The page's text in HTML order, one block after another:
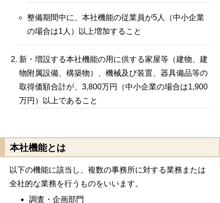
整備期間中に、本社機能の従業員が5人（中小企業
の場合は1人）以上増加すること
新・増設する本社機能の用に供する家屋等（建物、建
物附属設備、構築物）、機械及び装置、器具備品等の
取得価額合計が、3,800万円（中小企業の場合は1,900
万円）以上であること
本社機能とは
以下の機能に該当し、複数の事務所に対する業務または
全社的な業務を行うものをいいます。
調査・企画部門